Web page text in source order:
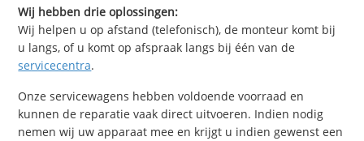
Wij hebben drie oplossingen:
Wij helpen u op afstand (telefonisch), de monteur komt bij
u langs, of u komt op afspraak langs bij één van de
servicecentra.
Onze servicewagens hebben voldoende voorraad en
kunnen de reparatie vaak direct uitvoeren. Indien nodig
nemen wij uw apparaat mee en krijgt u indien gewenst een